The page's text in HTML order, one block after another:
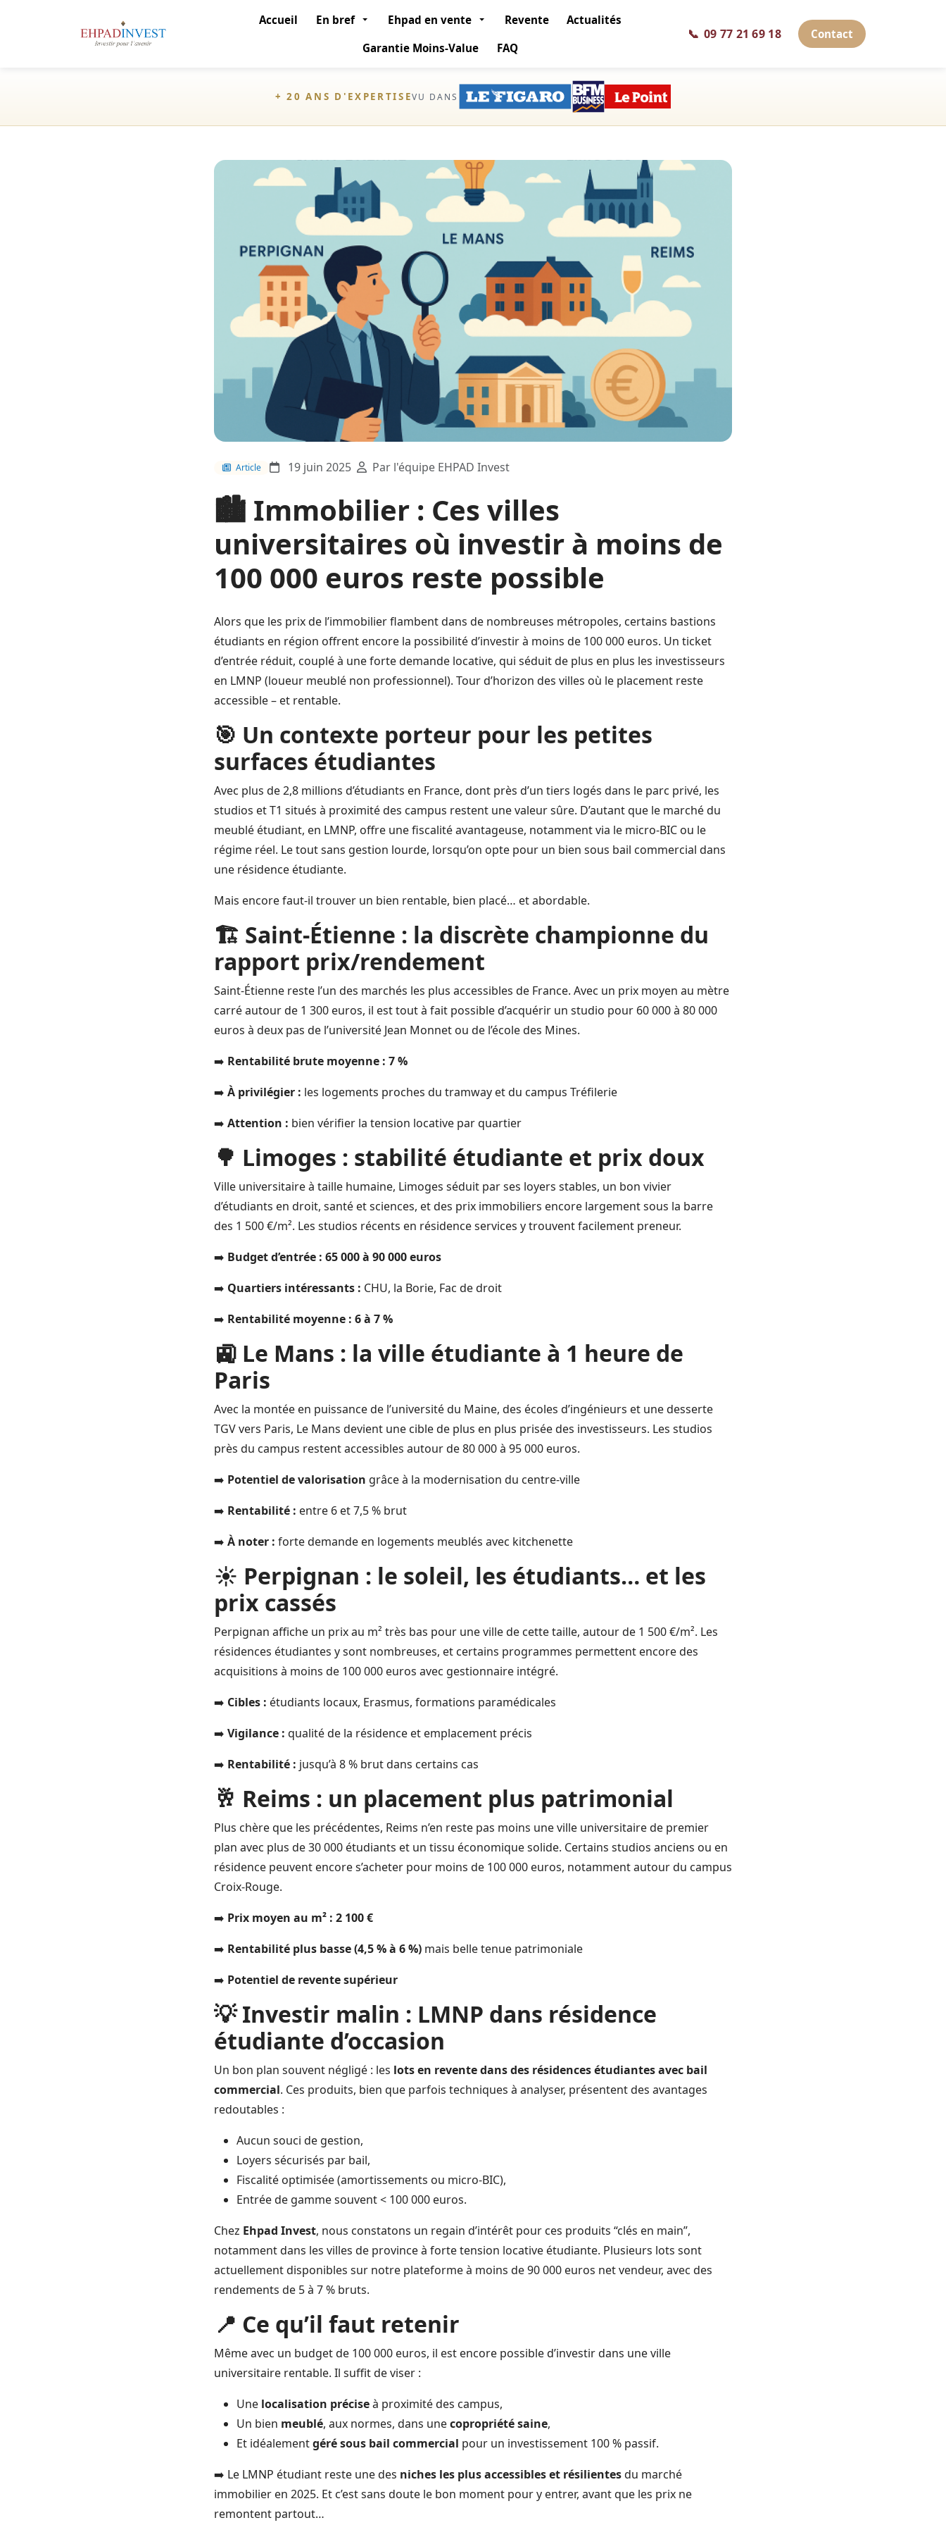
Accueil En bref Ehpad en vente Revente
Actualités
Garantie Moins-Value
FAQ
📞 09 77 21 69 18 Contact
+ 20 ANS D'EXPERTISEVU DANS
Article 19 juin 2025 Par l'équipe EHPAD Invest
🏙️ Immobilier : Ces villes
universitaires où investir à moins de
100 000 euros reste possible
Alors que les prix de l’immobilier flambent dans de nombreuses métropoles, certains bastions
étudiants en région offrent encore la possibilité d’investir à moins de 100 000 euros. Un ticket
d’entrée réduit, couplé à une forte demande locative, qui séduit de plus en plus les investisseurs
en LMNP (loueur meublé non professionnel). Tour d’horizon des villes où le placement reste
accessible – et rentable.
🎯 Un contexte porteur pour les petites
surfaces étudiantes
Avec plus de 2,8 millions d’étudiants en France, dont près d’un tiers logés dans le parc privé, les
studios et T1 situés à proximité des campus restent une valeur sûre. D’autant que le marché du
meublé étudiant, en LMNP, offre une fiscalité avantageuse, notamment via le micro-BIC ou le
régime réel. Le tout sans gestion lourde, lorsqu’on opte pour un bien sous bail commercial dans
une résidence étudiante.
Mais encore faut-il trouver un bien rentable, bien placé… et abordable.
🏗️ Saint-Étienne : la discrète championne du
rapport prix/rendement
Saint-Étienne reste l’un des marchés les plus accessibles de France. Avec un prix moyen au mètre
carré autour de 1 300 euros, il est tout à fait possible d’acquérir un studio pour 60 000 à 80 000
euros à deux pas de l’université Jean Monnet ou de l’école des Mines.
➡️ Rentabilité brute moyenne : 7 %
➡️ À privilégier : les logements proches du tramway et du campus Tréfilerie
➡️ Attention : bien vérifier la tension locative par quartier
🌳 Limoges : stabilité étudiante et prix doux
Ville universitaire à taille humaine, Limoges séduit par ses loyers stables, un bon vivier
d’étudiants en droit, santé et sciences, et des prix immobiliers encore largement sous la barre
des 1 500 €/m². Les studios récents en résidence services y trouvent facilement preneur.
➡️ Budget d’entrée : 65 000 à 90 000 euros
➡️ Quartiers intéressants : CHU, la Borie, Fac de droit
➡️ Rentabilité moyenne : 6 à 7 %
🚉 Le Mans : la ville étudiante à 1 heure de
Paris
Avec la montée en puissance de l’université du Maine, des écoles d’ingénieurs et une desserte
TGV vers Paris, Le Mans devient une cible de plus en plus prisée des investisseurs. Les studios
près du campus restent accessibles autour de 80 000 à 95 000 euros.
➡️ Potentiel de valorisation grâce à la modernisation du centre-ville
➡️ Rentabilité : entre 6 et 7,5 % brut
➡️ À noter : forte demande en logements meublés avec kitchenette
☀️ Perpignan : le soleil, les étudiants… et les
prix cassés
Perpignan affiche un prix au m² très bas pour une ville de cette taille, autour de 1 500 €/m². Les
résidences étudiantes y sont nombreuses, et certains programmes permettent encore des
acquisitions à moins de 100 000 euros avec gestionnaire intégré.
➡️ Cibles : étudiants locaux, Erasmus, formations paramédicales
➡️ Vigilance : qualité de la résidence et emplacement précis
➡️ Rentabilité : jusqu’à 8 % brut dans certains cas
🥂 Reims : un placement plus patrimonial
Plus chère que les précédentes, Reims n’en reste pas moins une ville universitaire de premier
plan avec plus de 30 000 étudiants et un tissu économique solide. Certains studios anciens ou en
résidence peuvent encore s’acheter pour moins de 100 000 euros, notamment autour du campus
Croix-Rouge.
➡️ Prix moyen au m² : 2 100 €
➡️ Rentabilité plus basse (4,5 % à 6 %) mais belle tenue patrimoniale
➡️ Potentiel de revente supérieur
💡 Investir malin : LMNP dans résidence
étudiante d’occasion
Un bon plan souvent négligé : les lots en revente dans des résidences étudiantes avec bail
commercial. Ces produits, bien que parfois techniques à analyser, présentent des avantages
redoutables :
Aucun souci de gestion,
Loyers sécurisés par bail,
Fiscalité optimisée (amortissements ou micro-BIC),
Entrée de gamme souvent < 100 000 euros.
Chez Ehpad Invest, nous constatons un regain d’intérêt pour ces produits “clés en main”,
notamment dans les villes de province à forte tension locative étudiante. Plusieurs lots sont
actuellement disponibles sur notre plateforme à moins de 90 000 euros net vendeur, avec des
rendements de 5 à 7 % bruts.
📍 Ce qu’il faut retenir
Même avec un budget de 100 000 euros, il est encore possible d’investir dans une ville
universitaire rentable. Il suffit de viser :
Une localisation préciseà proximité des campus,
Un bien meublé, aux normes, dans unecopropriété saine,
Et idéalementgéré sous bail commercial pour un investissement 100 % passif.
➡️ Le LMNP étudiant reste une des niches les plus accessibles et résilientesdu marché
immobilier en 2025. Et c’est sans doute le bon moment pour y entrer, avant que les prix ne
remontent partout…